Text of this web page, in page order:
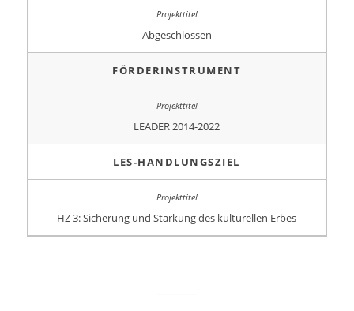
Abgeschlossen
FÖRDERINSTRUMENT
LEADER 2014-2022
LES-HANDLUNGSZIEL
HZ 3: Sicherung und Stärkung des kulturellen Erbes